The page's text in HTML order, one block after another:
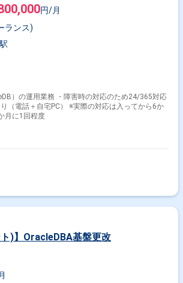
円/月
ランス)
）の運用業務 ・障害時の対応のため24/365対応
（電話＋自宅PC） ※実際の対応は入ってから6か
月に1回程度
)】OracleDBA基盤更改